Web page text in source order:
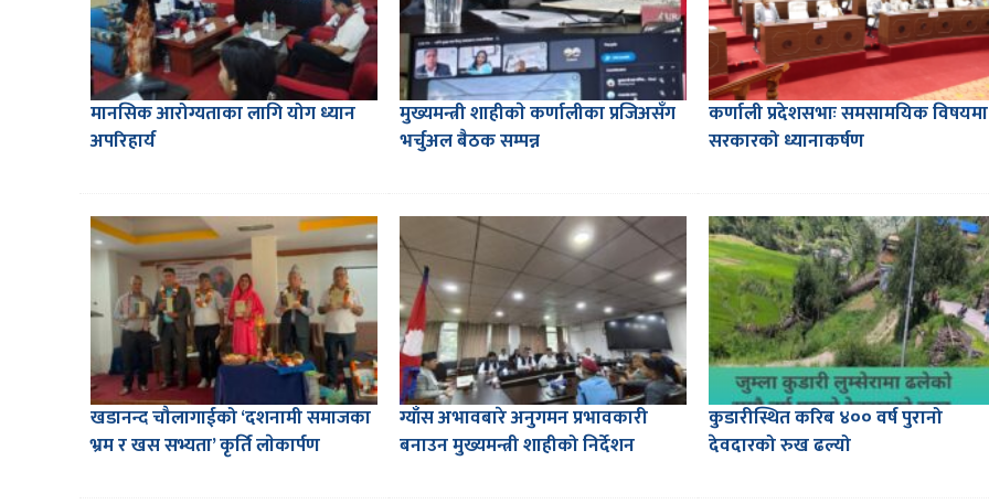
मानसिक आरोग्यताका लागि योग ध्यान
अपरिहार्य
मुख्यमन्त्री शाहीकाे कर्णालीका प्रजिअसँग
भर्चुअल बैठक सम्पन्न
कर्णाली प्रदेशसभाः समसामयिक विषयमा
सरकारको ध्यानाकर्षण
खडानन्द चौलागाईको ‘दशनामी समाजका
भ्रम र खस सभ्यता’ कृर्ति लाेकार्पण
ग्याँस अभावबारे अनुगमन प्रभावकारी
बनाउन मुख्यमन्त्री शाहीको निर्देशन
कुडारीस्थित करिब ४०० वर्ष पुरानो
देवदारको रुख ढल्यो